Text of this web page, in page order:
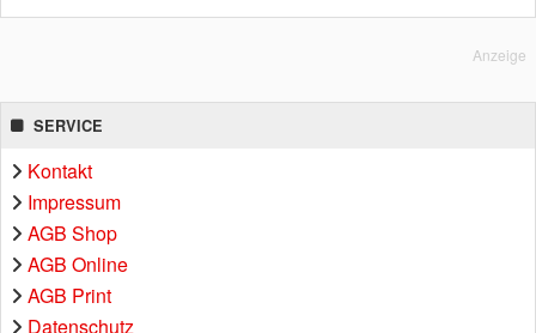
Anzeige
SERVICE
Kontakt
Impressum
AGB Shop
AGB Online
AGB Print
Datenschutz